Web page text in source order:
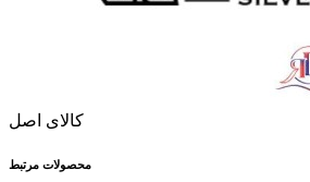
کالای اصل
محصولات مرتبط